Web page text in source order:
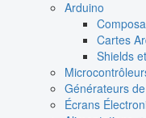
Arduino
Cartes
Shields
Générateurs
Écrans